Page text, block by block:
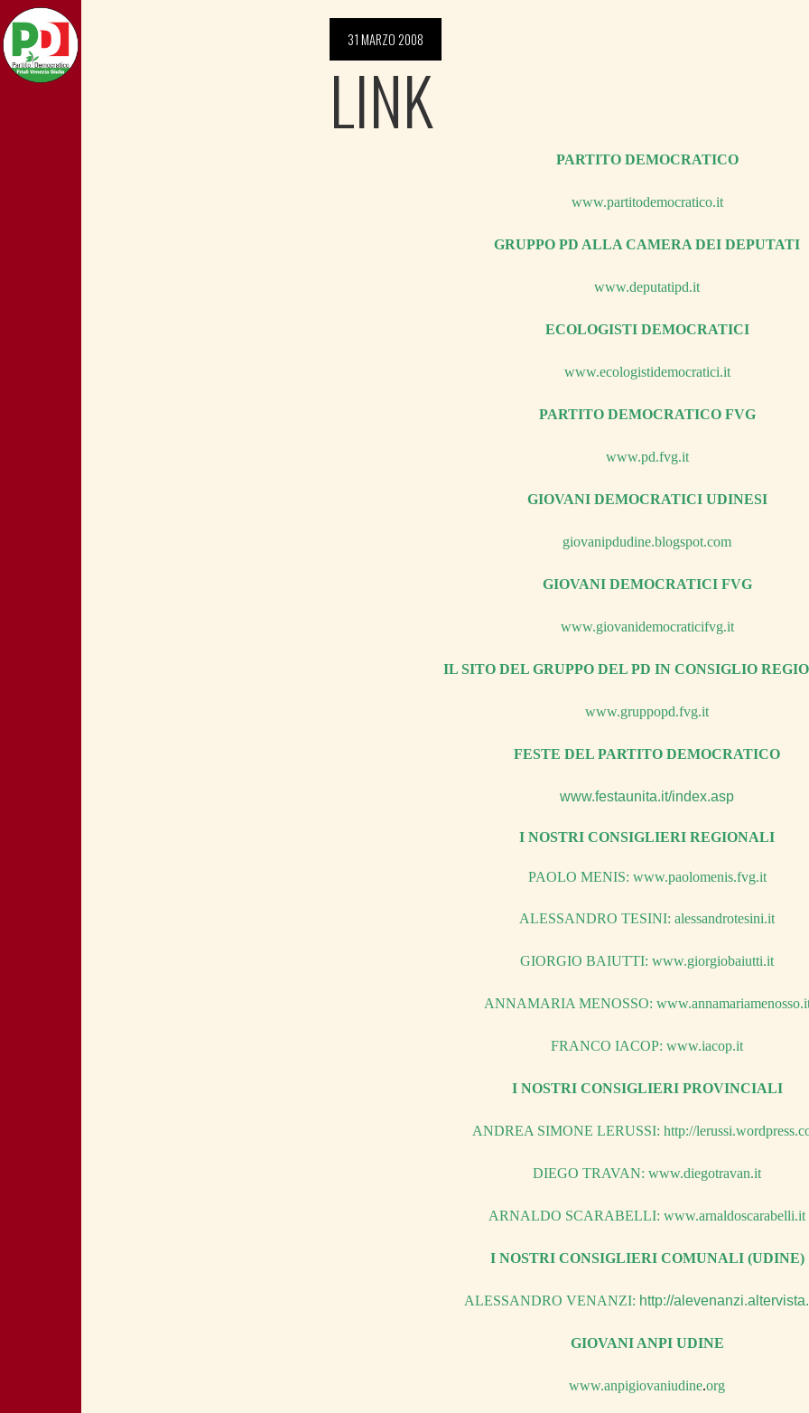
31 MARZO 2008
LINK
PARTITO DEMOCRATICO
www.partitodemocratico.it
GRUPPO PD ALLA CAMERA DEI DEPUTATI
www.deputatipd.it
ECOLOGISTI DEMOCRATICI
www.ecologistidemocratici.it
PARTITO DEMOCRATICO FVG
www.pd.fvg.it
GIOVANI DEMOCRATICI UDINESI
giovanipdudine.blogspot.com
GIOVANI DEMOCRATICI FVG
www.giovanidemocraticifvg.it
IL SITO DEL GRUPPO DEL PD IN CONSIGLIO
www.gruppopd.fvg.it
FESTE DEL PARTITO DEMOCRATICO
www.festaunita.it/index.asp
I NOSTRI CONSIGLIERI REGIONALI
PAOLO MENIS: www.paolomenis.fvg.it
ALESSANDRO TESINI:alessandrotesini.it
GIORGIO BAIUTTI:www.giorgiobaiutti.it
ANNAMARIA MENOSSO:
FRANCO IACOP:www.iacop.it
I NOSTRI CONSIGLIERI PROVINCIALI
ANDREA SIMONE LERUSSI: http://
DIEGO TRAVAN:www.diegotravan.it
ARNALDO SCARABELLI:www.arnaldoscarabelli.it
I NOSTRI CONSIGLIERI COMUNALI (UDINE)
ALESSANDRO VENANZI: http://alevenanzi.altervista.
GIOVANI ANPI UDINE
www.anpigiovaniudine.org